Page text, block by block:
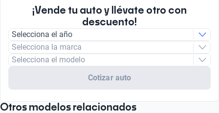
¡Vende tu auto y llévate otro con
descuento!
Selecciona el año
Selecciona la marca
Selecciona el modelo
Cotizar auto
Otros modelos relacionados